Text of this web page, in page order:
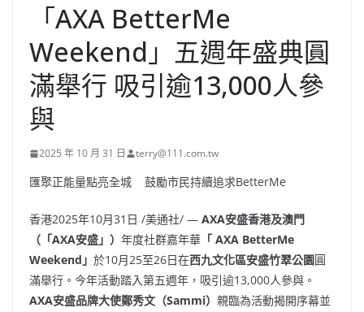
「AXA BetterMe
Weekend」五週年盛典圓
滿舉行 吸引逾13,000人參
與
2025 年 10 月 31 日 terry@111.com.tw
匯聚正能量點亮全城 鼓勵市民持續追求BetterMe
香港2025年10月31日 /美通社/ — AXA安盛香港及澳門
（「AXA安盛」） 年度社群嘉年華 「 AXA BetterMe
Weekend 」 於10月25至26日在西九文化區安盛竹翠公園圓
滿舉行。今年活動踏入第五週年，吸引逾13,000人參與。
AXA安盛品牌大使鄭秀文（Sammi） 親臨為活動揭開序幕並